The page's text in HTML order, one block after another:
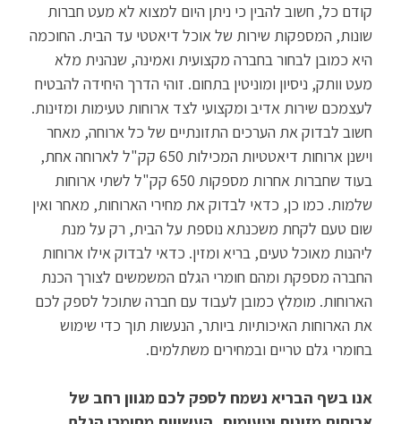
קודם כל, חשוב להבין כי ניתן היום למצוא לא מעט חברות
שונות, המספקות שירות של אוכל דיאטטי עד הבית. החוכמה
היא כמובן לבחור בחברה מקצועית ואמינה, שנהנית מלא
מעט וותק, ניסיון ומוניטין בתחום. זוהי הדרך היחידה להבטיח
לעצמכם שירות אדיב ומקצועי לצד ארוחות טעימות ומזינות.
חשוב לבדוק את הערכים התזונתיים של כל ארוחה, מאחר
וישנן ארוחות דיאטטיות המכילות 650 קק"ל לארוחה אחת,
בעוד שחברות אחרות מספקות 650 קק"ל לשתי ארוחות
שלמות. כמו כן, כדאי לבדוק את מחירי הארוחות, מאחר ואין
שום טעם לקחת משכנתא נוספת על הבית, רק על מנת
ליהנות מאוכל טעים, בריא ומזין. כדאי לבדוק אילו ארוחות
החברה מספקת ומהם חומרי הגלם המשמשים לצורך הכנת
הארוחות. מומלץ כמובן לעבוד עם חברה שתוכל לספק לכם
את הארוחות האיכותיות ביותר, הנעשות תוך כדי שימוש
בחומרי גלם טריים ובמחירים משתלמים.
אנו בשף הבריא נשמח לספק לכם מגוון רחב של